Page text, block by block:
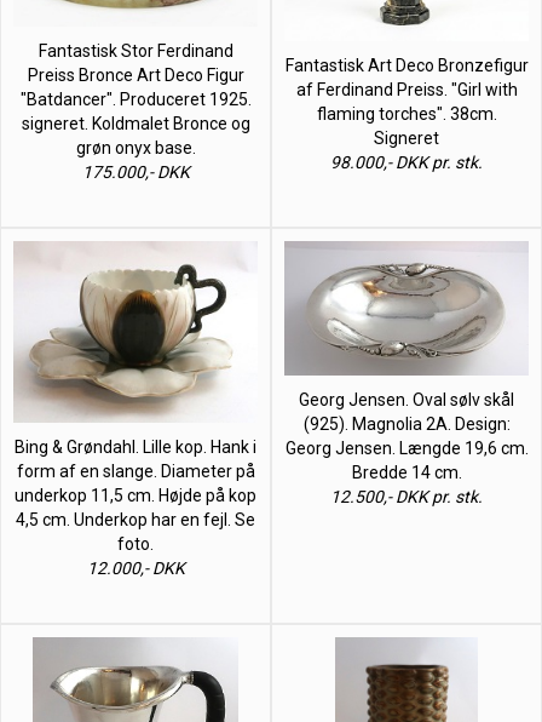
Fantastisk Stor Ferdinand
Preiss Bronce Art Deco Figur
"Batdancer". Produceret 1925.
signeret. Koldmalet Bronce og
grøn onyx base.
175.000,- DKK
Fantastisk Art Deco Bronzefigur
af Ferdinand Preiss. "Girl with
flaming torches". 38cm.
Signeret
98.000,- DKK pr. stk.
Bing & Grøndahl. Lille kop. Hank i
form af en slange. Diameter på
underkop 11,5 cm. Højde på kop
4,5 cm. Underkop har en fejl. Se
foto.
12.000,- DKK
Georg Jensen. Oval sølv skål
(925). Magnolia 2A. Design:
Georg Jensen. Længde 19,6 cm.
Bredde 14 cm.
12.500,- DKK pr. stk.